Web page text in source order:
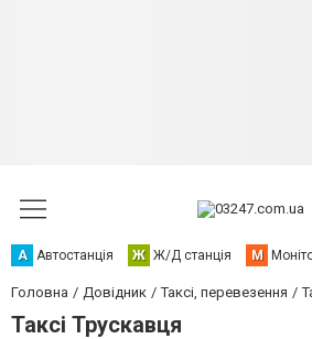
А Автостанція Ж Ж/Д станція М
Головна Довідник Таксі, перевезення
Таксі Трускавця